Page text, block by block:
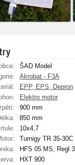
ŠAD Model
Akrobat - F3A
EPP, EPS, Depron
Elektro motor
900 mm
850 mm
10x4,7
Turnigy TR 35-30C
HFS 05 MS, Regl
HXT 900